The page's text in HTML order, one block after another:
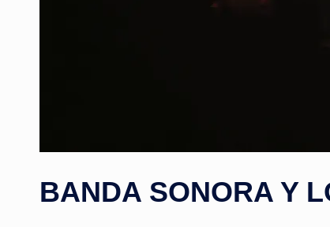
BANDA SONORA Y